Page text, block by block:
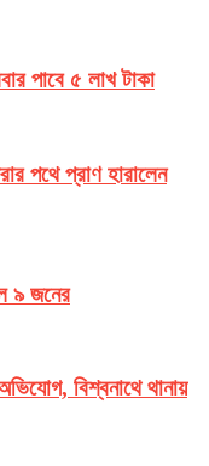
পাবে ৫ লাখ টাকা
পথে প্রাণ হারালেন
৯ জনের
বিশ্বনাথে থানায়